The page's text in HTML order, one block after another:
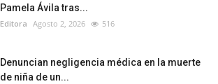
Pamela Ávila tras...
Editora Agosto 2, 2026 516
Denuncian negligencia médica en la muerte
de niña de un...